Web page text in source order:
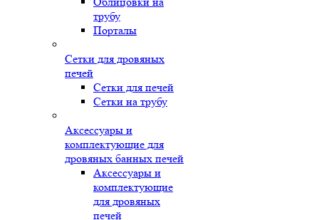
трубу
Порталы
Сетки для дровяных
печей
Сетки для печей
Сетки на трубу
Аксессуары и
комплектующие для
дровяных банных печей
Аксессуары и
комплектующие
для дровяных
печей